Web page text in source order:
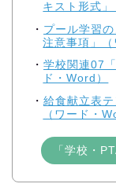
キスト形式」
プール学習
注意事項」（
学校関連07
ド・Word）
給食献立表
（ワード・
「学校・